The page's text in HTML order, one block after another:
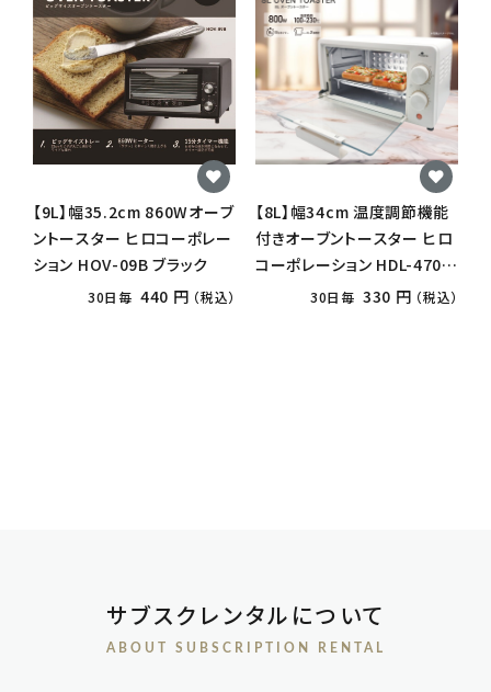
【9L】幅35.2cm 860Wオーブ
ントースター ヒロコーポレー
ション HOV-09B ブラック
30日毎 440 円 （税込）
【8L】幅34cm 温度調節機能
付きオーブントースター ヒロ
コーポレーション HDL-4706
ホワイト30日毎 330 円 （税込）
サブスクレンタルについて
ABOUT SUBSCRIPTION RENTAL